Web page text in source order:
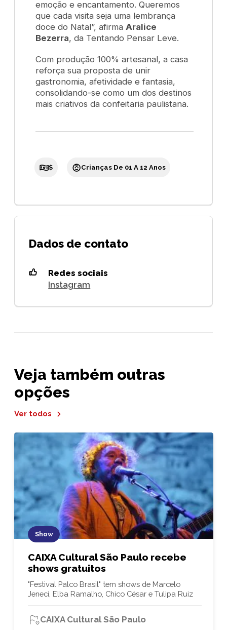
emoção e encantamento. Queremos
que cada visita seja uma lembrança
doce do Natal”, afirmaAralice
Bezerra, da Tentando Pensar Leve.
Com produção 100% artesanal, a casa
reforça sua proposta de unir
gastronomia, afetividade e fantasia,
consolidando-se como um dos destinos
mais criativos da confeitaria paulistana.
$ Crianças De 01 A 12 Anos
Dados de contato
Redes sociais
Instagram
Veja também outras
opções
Ver todos
Show
CAIXA Cultural São Paulo recebe
shows gratuitos
"Festival Palco Brasil" tem shows de Marcelo
Jeneci, Elba Ramalho, Chico César e Tulipa Ruiz
CAIXA Cultural São Paulo